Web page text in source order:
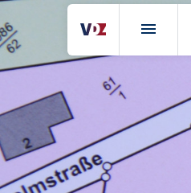
zum
Inhalt